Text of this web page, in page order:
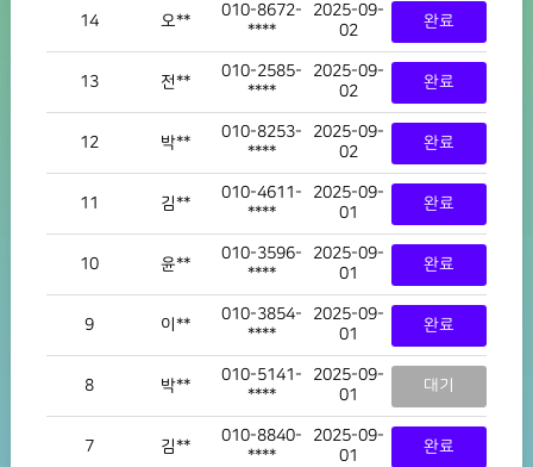
14 오**
010-8672-
****
2025-09-
02
완료
13 전**
010-2585-
****
2025-09-
02
완료
12 박**
010-8253-
****
2025-09-
02
완료
11 김**
010-4611-
****
2025-09-
01
완료
10 윤**
010-3596-
****
2025-09-
01
완료
9 이**
010-3854-
****
2025-09-
01
완료
8 박**
010-5141-
****
2025-09-
01
대기
7 김**
010-8840-
****
2025-09-
01
완료